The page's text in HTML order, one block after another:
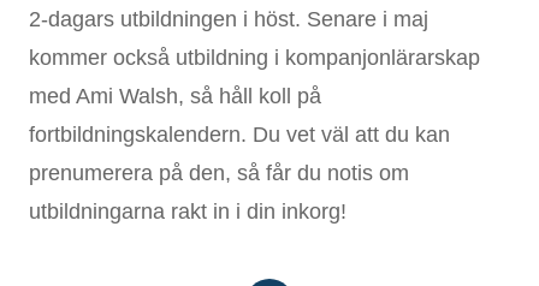
2-dagars utbildningen i höst. Senare i maj
kommer också utbildning i kompanjonlärarskap
med Ami Walsh, så håll koll på
fortbildningskalendern. Du vet väl att du kan
prenumerera på den, så får du notis om
utbildningarna rakt in i din inkorg!